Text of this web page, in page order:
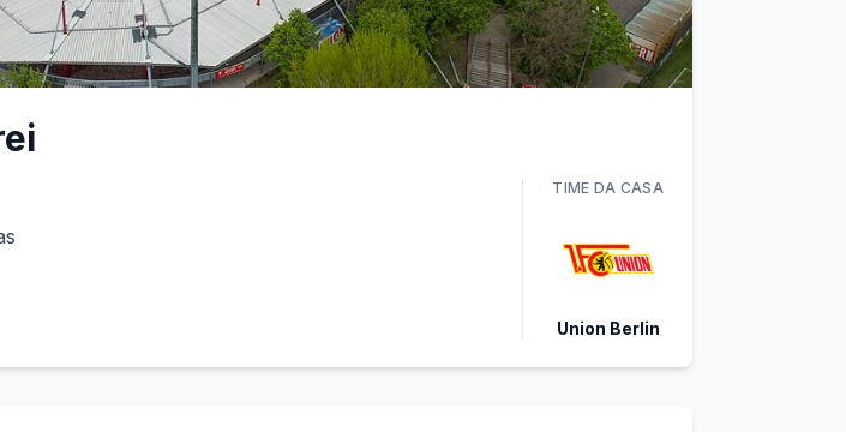
TIME DA CASA
Union Berlin